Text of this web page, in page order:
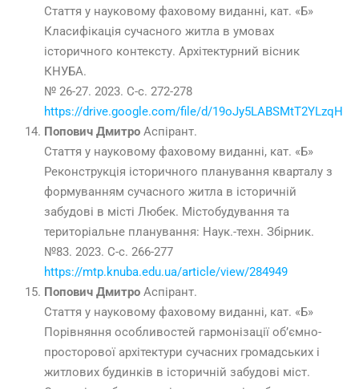
Стаття у науковому фаховому виданні, кат. «Б»
Класифікація сучасного житла в умовах
історичного контексту. Архітектурний вісник
КНУБА.
№ 26-27. 2023. С-с. 272-278
https://drive.google.com/file/d/
Попович Дмитро Аспірант.
Стаття у науковому фаховому виданні, кат. «Б»
Реконструкція історичного планування кварталу з
формуванням сучасного житла в історичній
забудові в місті Любек. Містобудування та
територіальне планування: Наук.-техн. Збірник.
№83. 2023. С-с. 266-277
https://mtp.knuba.edu.ua/article/view/284949
Попович Дмитро Аспірант.
Стаття у науковому фаховому виданні, кат. «Б»
Порівняння особливостей гармонізації об’ємно-
просторової архітектури сучасних громадських і
житлових будинків в історичній забудові міст.